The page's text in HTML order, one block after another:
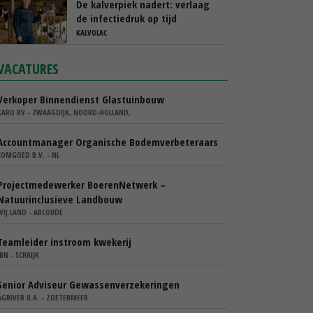
De kalverpiek nadert: verlaag
de infectiedruk op tijd
KALVOLAC
Binnendienst Glastuinbouw
BV - ZWAAGDIJK, NOORD-HOLLAND,
Organische Bodemverbeteraars
B.V. - NL
BoerenNetwerk –
Landbouw
- ABCOUDE
instroom kwekerij
- SCHAIJK
Adviseur Gewassenverzekeringen
U.A. - ZOETERMEER